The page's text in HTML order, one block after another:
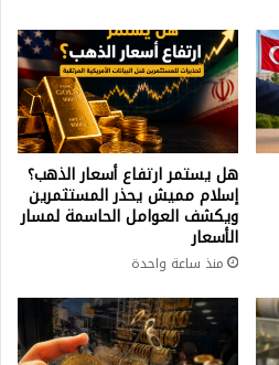
هل يستمر ارتفاع أسعار الذهب؟
إسلام مميش يحذر المستثمرين
ويكشف العوامل الحاسمة لمسار
الأسعار
منذ ساعة واحدة